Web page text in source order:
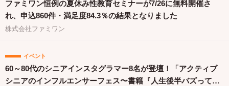
ファミワン恒例の夏休み性教育セミナーが7/26に無料開催さ
れ、申込860件・満足度84.3％の結果となりました
株式会社ファミワン
イベント
60～80代のシニアインスタグラマー8名が登壇！「アクティブ
シニアのインフルエンサーフェス〜書籍『人生後半バズってま